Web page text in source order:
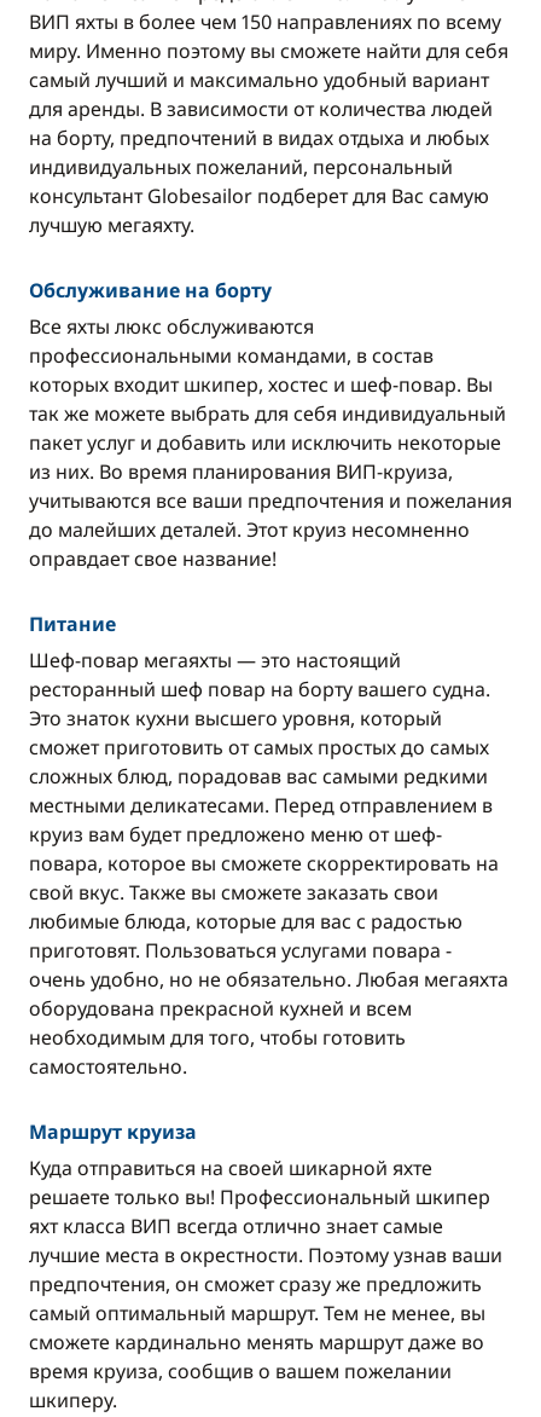
Сенегал Сочи
Таиланд Танзания
Турция Хорватия
Шри-Ланка
ВИП яхты в более чем 150 направлениях по всему
миру. Именно поэтому вы сможете найти для себя
самый лучший и максимально удобный вариант
для аренды. В зависимости от количества людей
на борту, предпочтений в видах отдыха и любых
индивидуальных пожеланий, персональный
консультант Globesailor подберет для Вас самую
лучшую мегаяхту.
Обслуживание на борту
Все яхты люкс обслуживаются
профессиональными командами, в состав
которых входит шкипер, хостес и шеф-повар. Вы
так же можете выбрать для себя индивидуальный
пакет услуг и добавить или исключить некоторые
из них. Во время планирования ВИП-круиза,
учитываются все ваши предпочтения и пожелания
до малейших деталей. Этот круиз несомненно
оправдает свое название!
Питание
Шеф-повар мегаяхты — это настоящий
ресторанный шеф повар на борту вашего судна.
Это знаток кухни высшего уровня, который
сможет приготовить от самых простых до самых
сложных блюд, порадовав вас самыми редкими
местными деликатесами. Перед отправлением в
круиз вам будет предложено меню от шеф-
повара, которое вы сможете скорректировать на
свой вкус. Также вы сможете заказать свои
любимые блюда, которые для вас с радостью
приготовят. Пользоваться услугами повара -
очень удобно, но не обязательно. Любая мегаяхта
оборудована прекрасной кухней и всем
необходимым для того, чтобы готовить
самостоятельно.
Маршрут круиза
Куда отправиться на своей шикарной яхте
решаете только вы! Профессиональный шкипер
яхт класса ВИП всегда отлично знает самые
лучшие места в окрестности. Поэтому узнав ваши
предпочтения, он сможет сразу же предложить
самый оптимальный маршрут. Тем не менее, вы
сможете кардинально менять маршрут даже во
время круиза, сообщив о вашем пожелании
шкиперу.